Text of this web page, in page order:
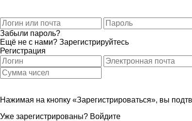
Забыли пароль?
Ещё не с нами? Зарегистрируйтесь
Регистрация
Нажимая на кнопку «Зарегистрироваться», вы
Уже зарегистрированы? Войдите